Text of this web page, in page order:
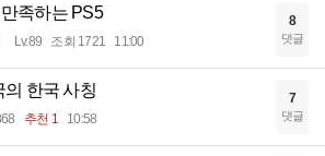
족하는 PS5
Lv.89 조회 1721 11:00
8
댓글
의 한국 사칭
추천 1 10:58
7
댓글